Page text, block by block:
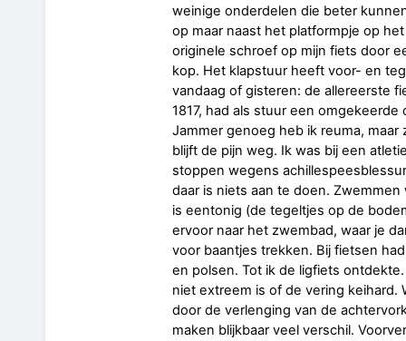
weinige onderdelen die beter
op maar naast het platformpje op
originele schroef op mijn fiets door
kop. Het klapstuur heeft voor- en
vandaag of gisteren: de allereerste
1817, had als stuur een
Jammer genoeg heb ik reuma,
blijft de pijn weg. Ik was bij een
stoppen wegens
daar is niets aan te doen.
is eentonig (de tegeltjes op de
ervoor naar het zwembad, waar je
voor baantjes trekken. Bij fietsen
en polsen. Tot ik de ligfiets
niet extreem is of de vering keihard.
door de verlenging van de
maken blijkbaar veel verschil.